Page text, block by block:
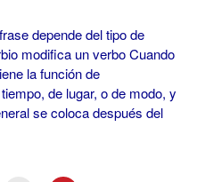
depende del tipo de
modifica un verbo Cuando
la función de
de lugar, o de modo, y
se coloca después del